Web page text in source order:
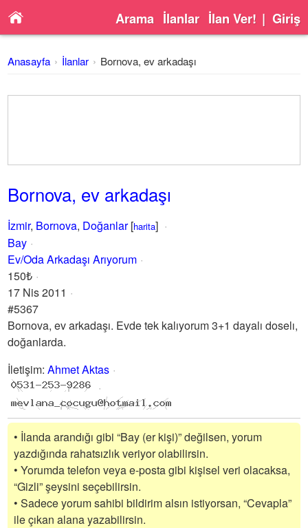
Arama İlanlar İlan Ver! | Giriş
Anasayfa İlanlar Bornova, ev arkadaşı
Bornova, ev arkadaşı
İzmir, Bornova, Doğanlar[harita]
Bay
Ev/Oda Arkadaşı Arıyorum
150₺
17 Nis 2011
#5367
Bornova, ev arkadaşı. Evde tek kalıyorum 3+1 dayalı doselı,
doğanlarda.
İletişim:Ahmet Aktas
• İlanda arandığı gibi “Bay (er kişi)” değilsen, yorum
yazdığında rahatsızlık veriyor olabilirsin.
• Yorumda telefon veya e-posta gibi kişisel veri olacaksa,
“Gizli” şeysini seçebilirsin.
• Sadece yorum sahibi bildirim alsın istiyorsan, “Cevapla”
ile çıkan alana yazabilirsin.